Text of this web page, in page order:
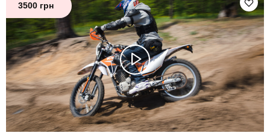
3500 грн